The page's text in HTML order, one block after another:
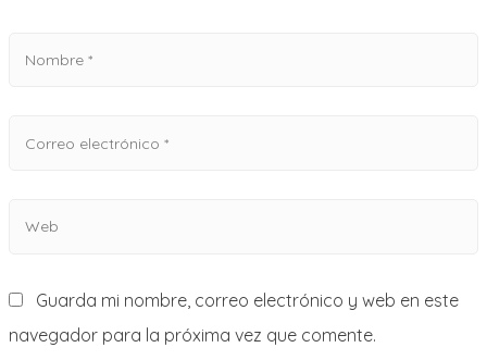
Guarda mi nombre, correo electrónico y web en este
navegador para la próxima vez que comente.